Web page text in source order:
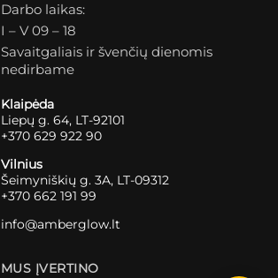
Darbo laikas:
I – V 09 – 18
Savaitgaliais ir švenčių dienomis
nedirbame
Klaipėda
Liepų g. 64, LT-92101
+370 629 922 90
Vilnius
Šeimyniškių g. 3A, LT-09312
+370 662 191 99
info@amberglow.lt
MUS ĮVERTINO